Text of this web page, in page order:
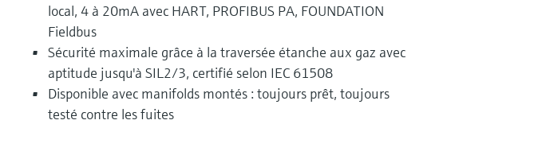
local, 4 à 20mA avec HART, PROFIBUS PA, FOUNDATION
Fieldbus
Sécurité maximale grâce à la traversée étanche aux gaz avec
aptitude jusqu'à SIL2/3, certifié selon IEC 61508
Disponible avec manifolds montés : toujours prêt, toujours
testé contre les fuites